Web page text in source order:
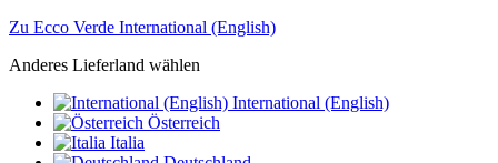
Zu Ecco Verde International (English)
Anderes Lieferland wählen
International (English)
Österreich
Italia